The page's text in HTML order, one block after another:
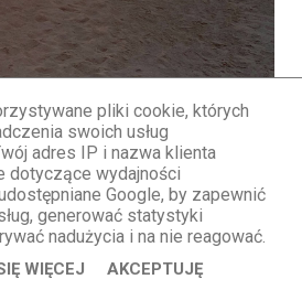
dosłownie płonie!
pliki cookie, których
swoich usług
adres IP i nazwa klienta
dotyczące wydajności
Google, by zapewnić
generować statystyki
nadużycia i na nie reagować.
WIĘCEJ AKCEPTUJĘ